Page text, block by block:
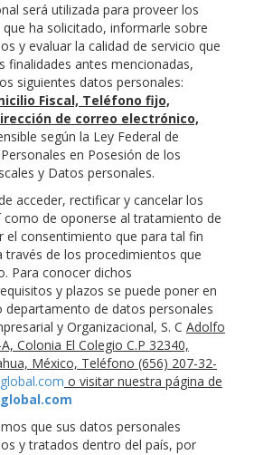
será utilizada para proveer los
ha solicitado, informarle sobre
y evaluar la calidad de servicio que
finalidades antes mencionadas,
siguientes datos personales:
Fiscal, Teléfono fijo,
de correo electrónico,
según la Ley Federal de
en Posesión de los
y Datos personales.
acceder, rectificar y cancelar los
como de oponerse al tratamiento de
el consentimiento que para tal fin
de los procedimientos que
Para conocer dichos
y plazos se puede poner en
de datos personales
y Organizacional, S. C Adolfo
Colonia El Colegio C.P 32340,
México, Teléfono (656) 207-32-
o visitar nuestra página de
que sus datos personales
y tratados dentro del país, por